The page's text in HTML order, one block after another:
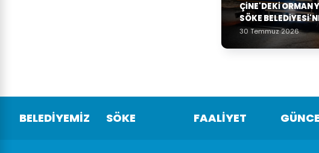
ÇINE'DEKI ORMAN
SÖKE
30 Temmuz 2026
BELEDİYEMİZ SÖKE FAALİYET